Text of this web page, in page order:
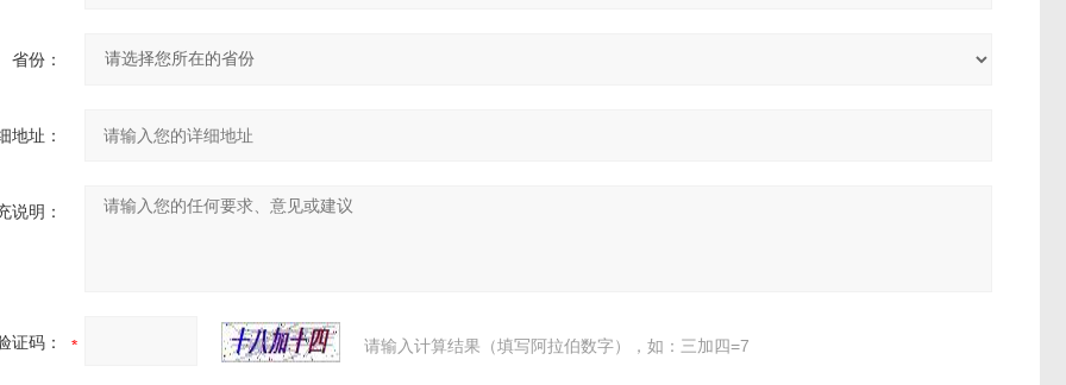
省份：
地址：
说明：
证码： 请输入计算结果（填写阿拉伯数字），如：三加四=7